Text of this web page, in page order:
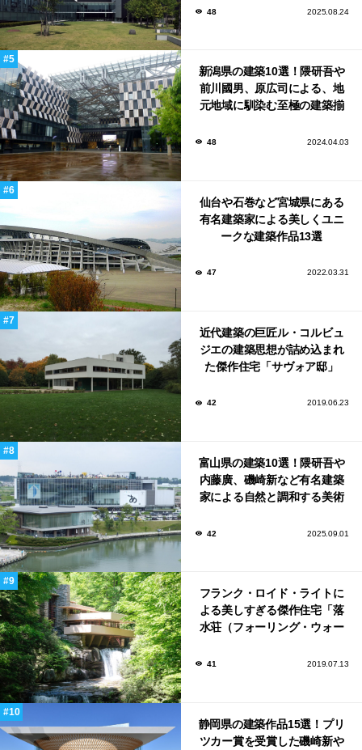
48 2025.08.24
新潟県の建築10選！隈研吾や
前川國男、原広司による、地
元地域に馴染む至極の建築揃
48 2024.04.03
仙台や石巻など宮城県にある
有名建築家による美しくユニ
ークな建築作品13選
47 2022.03.31
近代建築の巨匠ル・コルビュ
ジエの建築思想が詰め込まれ
た傑作住宅「サヴォア邸」
42 2019.06.23
富山県の建築10選！隈研吾や
内藤廣、磯崎新など有名建築
家による自然と調和する美術
42 2025.09.01
フランク・ロイド・ライトに
よる美しすぎる傑作住宅「落
水荘（フォーリング・ウォー
41 2019.07.13
静岡県の建築作品15選！プリ
ツカー賞を受賞した磯崎新や